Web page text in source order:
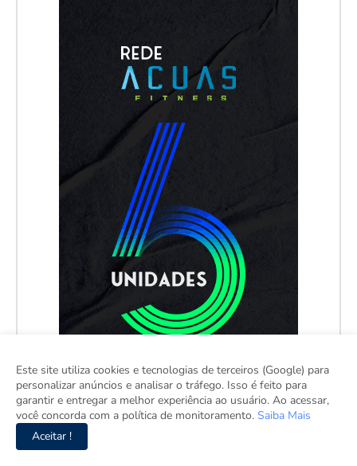
Este site utiliza cookies e tecnologias de terceiros (Google) para
personalizar anúncios e analisar o tráfego. Isso é feito para
garantir e entregar a melhor experiência ao usuário. Ao acessar,
você concorda com a política de monitoramento. Saiba Mais
Aceitar !